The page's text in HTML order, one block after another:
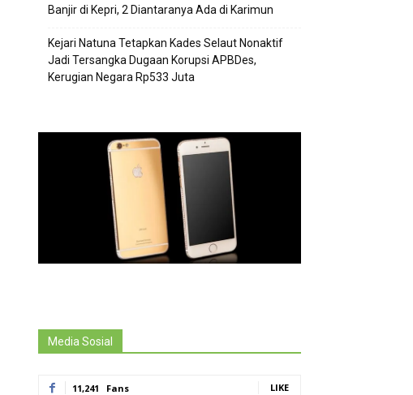
Banjir di Kepri, 2 Diantaranya Ada di Karimun
Kejari Natuna Tetapkan Kades Selaut Nonaktif
Jadi Tersangka Dugaan Korupsi APBDes,
Kerugian Negara Rp533 Juta
Media Sosial
11,241 Fans LIKE